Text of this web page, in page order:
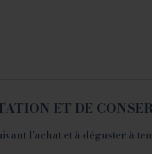
ET DE
l’achat et à déguster à